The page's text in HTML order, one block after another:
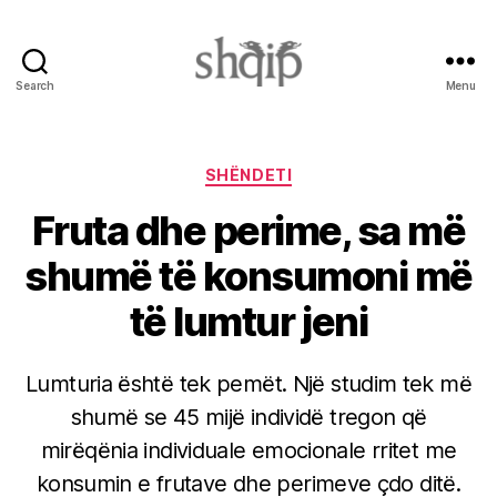
Search Menu
Categories
SHËNDETI
Fruta dhe perime, sa më
shumë të konsumoni më
të lumtur jeni
Lumturia është tek pemët. Një studim tek më
shumë se 45 mijë individë tregon që
mirëqënia individuale emocionale rritet me
konsumin e frutave dhe perimeve çdo ditë.